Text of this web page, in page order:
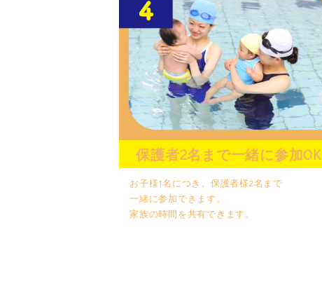
保護者2名まで一緒に参加OK
お子様1名につき、保護者様2名まで
一緒に参加できます。
家族の時間を共有できます。